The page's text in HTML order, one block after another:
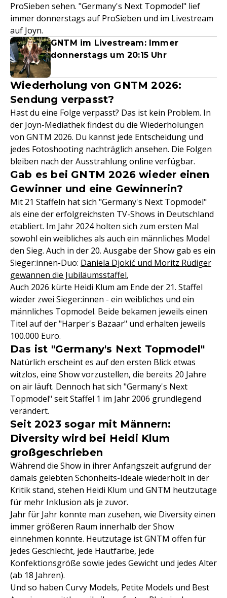
ProSieben sehen. "Germany's Next Topmodel" lief
immer donnerstags auf ProSieben und im Livestream
auf Joyn.
GNTM im Livestream: Immer
donnerstags um 20:15 Uhr
Wiederholung von GNTM 2026:
Sendung verpasst?
Hast du eine Folge verpasst? Das ist kein Problem. In
der Joyn-Mediathek findest du die Wiederholungen
von GNTM 2026. Du kannst jede Entscheidung und
jedes Fotoshooting nachträglich ansehen. Die Folgen
bleiben nach der Ausstrahlung online verfügbar.
Gab es bei GNTM 2026 wieder einen
Gewinner und eine Gewinnerin?
Mit 21 Staffeln hat sich "Germany's Next Topmodel"
als eine der erfolgreichsten TV-Shows in Deutschland
etabliert. Im Jahr 2024 holten sich zum ersten Mal
sowohl ein weibliches als auch ein männliches Model
den Sieg. Auch in der 20. Ausgabe der Show gab es ein
Sieger:innen-Duo: Daniela Djokić und Moritz Rüdiger
gewannen die Jubiläumsstaffel.
Auch 2026 kürte Heidi Klum am Ende der 21. Staffel
wieder zwei Sieger:innen - ein weibliches und ein
männliches Topmodel. Beide bekamen jeweils einen
Titel auf der "Harper's Bazaar" und erhalten jeweils
100.000 Euro.
Das ist "Germany's Next Topmodel"
Natürlich erscheint es auf den ersten Blick etwas
witzlos, eine Show vorzustellen, die bereits 20 Jahre
on air läuft. Dennoch hat sich "Germany's Next
Topmodel" seit Staffel 1 im Jahr 2006 grundlegend
verändert.
Seit 2023 sogar mit Männern:
Diversity wird bei Heidi Klum
großgeschrieben
Während die Show in ihrer Anfangszeit aufgrund der
damals gelebten Schönheits-Ideale wiederholt in der
Kritik stand, stehen Heidi Klum und GNTM heutzutage
für mehr Inklusion als je zuvor.
Jahr für Jahr konnte man zusehen, wie Diversity einen
immer größeren Raum innerhalb der Show
einnehmen konnte. Heutzutage ist GNTM offen für
jedes Geschlecht, jede Hautfarbe, jede
Konfektionsgröße sowie jedes Gewicht und jedes Alter
(ab 18 Jahren).
Und so haben Curvy Models, Petite Models und Best